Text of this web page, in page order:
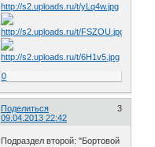
0
Поделиться
3
09.04.2013 22:42
Подраздел второй: "Бортовой